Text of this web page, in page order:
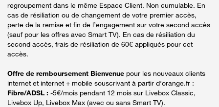
regroupement dans le même Espace Client. Non cumulable. En
cas de résiliation ou de changement de votre premier accès,
perte de la remise et fin de l’engagement sur votre second accès
(sauf pour les offres avec Smart TV). En cas de résiliation du
second accès, frais de résiliation de 60€ appliqués pour cet
accès.
Offre de remboursement Bienvenue pour les nouveaux clients
internet et internet + mobile souscrivant à partir d’orange.fr :
Fibre/ADSL : -5€/mois pendant 12 mois sur Livebox Classic,
Livebox Up, Livebox Max (avec ou sans Smart TV).